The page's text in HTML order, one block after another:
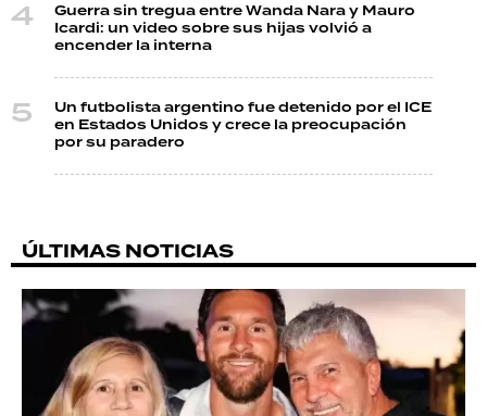
Guerra sin tregua entre Wanda Nara y Mauro
Icardi: un video sobre sus hijas volvió a
encender la interna
Un futbolista argentino fue detenido por el ICE
en Estados Unidos y crece la preocupación
por su paradero
ÚLTIMAS NOTICIAS